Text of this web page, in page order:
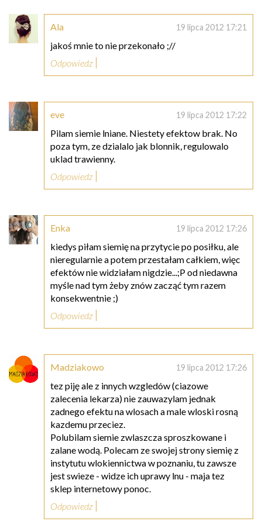
Ala 19 lipca 2012 17:21
jakoś mnie to nie przekonało ;//
Odpowiedz
eve 19 lipca 2012 17:22
Pilam siemie lniane. Niestety efektow brak. No
poza tym, ze dzialalo jak blonnik, regulowalo
uklad trawienny.
Odpowiedz
Enka 19 lipca 2012 17:26
kiedys piłam siemię na przytycie po posiłku, ale
nieregularnie a potem przestałam całkiem, więc
efektów nie widziałam nigdzie...;P od niedawna
myśle nad tym żeby znów zacząć tym razem
konsekwentnie ;)
Odpowiedz
Madziakowo 19 lipca 2012 17:26
tez piję ale z innych wzgledów (ciazowe
zalecenia lekarza) nie zauwazylam jednak
zadnego efektu na wlosach a male wloski rosną
kazdemu przeciez.
Polubilam siemie zwlaszcza sproszkowane i
zalane wodą. Polecam ze swojej strony siemię z
instytutu wlokiennictwa w poznaniu, tu zawsze
jest swieze - widze ich uprawy lnu - maja tez
sklep internetowy ponoc.
Odpowiedz